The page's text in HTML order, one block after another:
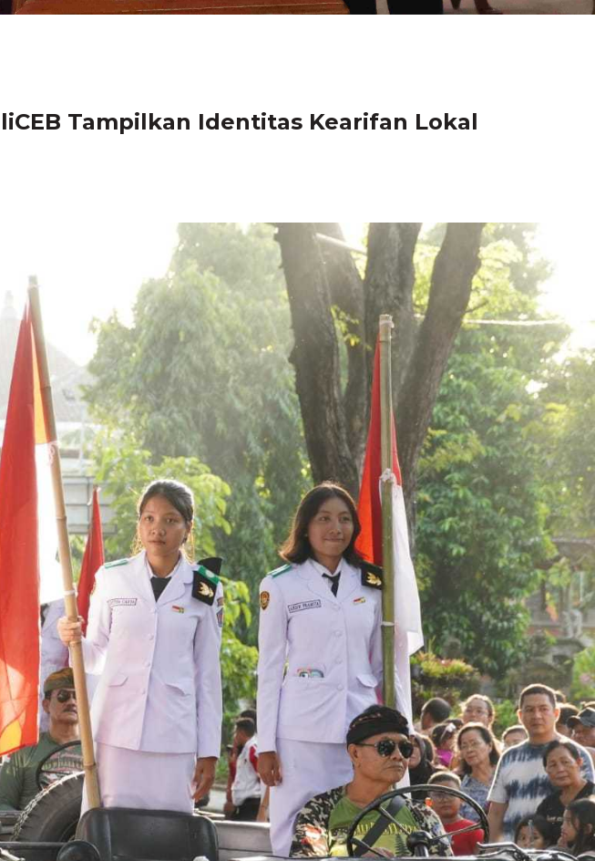
Tampilkan Identitas Kearifan Lokal